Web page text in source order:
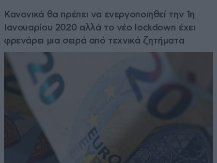
Κανονικά θα πρέπει να ενεργοποιηθεί την 1η
Ιανουαρίου 2020 αλλά το νέο lockdown έχει
φρενάρει μια σειρά από τεχνικά ζητήματα